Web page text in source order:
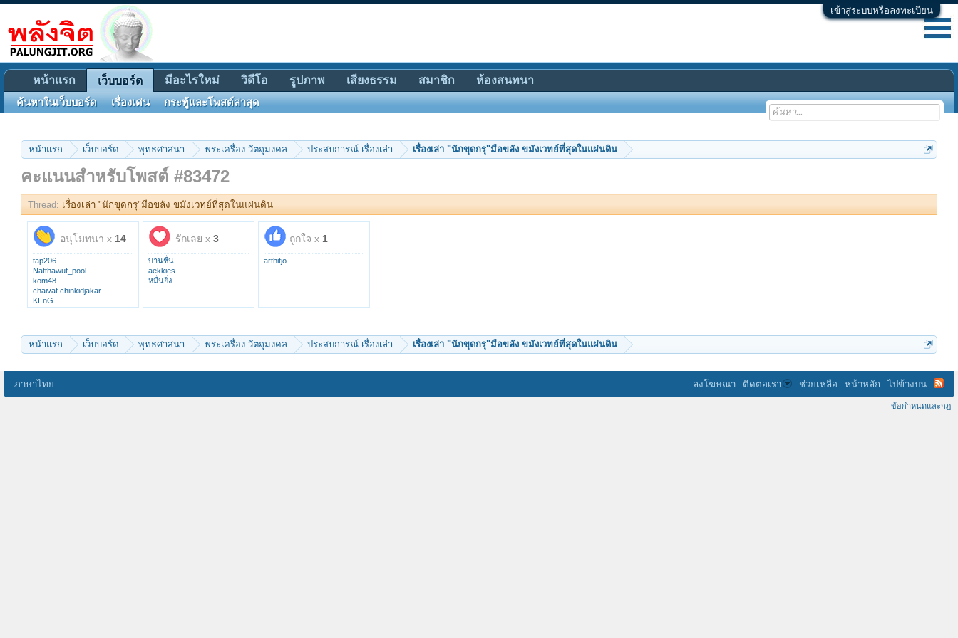
เข้าสู่ระบบหรือลงทะเบียน
หน้าแรก เว็บบอร์ด พุทธศาสนา พระเครื่อง วัตถุมงคล ประสบการณ์ เรื่องเล่า เรื่องเล่า "นักขุดกรุ"มือขลัง ขมังเวทย์ที่สุดในแผ่นดิน
คะแนนสำหรับโพสต์ #83472
Thread: เรื่องเล่า "นักขุดกรุ"มือขลัง ขมังเวทย์ที่สุดในแผ่นดิน
อนุโมทนา x 14
tap206
Natthawut_pool
kom48
chaivat chinkidjakar
KEnG.
Khamphee
pass6998
Chutha
nott17
พวงสุวรรณ์
บัวแรกแย้ม
รักเลย x 3
บานชื่น
aekkies
หมื่นยิ่ง
ถูกใจ x 1
arthitjo
หน้าแรก เว็บบอร์ด พุทธศาสนา พระเครื่อง วัตถุมงคล ประสบการณ์ เรื่องเล่า เรื่องเล่า "นักขุดกรุ"มือขลัง ขมังเวทย์ที่สุดในแผ่นดิน
หน้าแรก เว็บบอร์ด
ค้นหาในเว็บบอร์ด เรื่องเด่น กระทู้และโพสต์ล่าสุด
มีอะไรใหม่ วิดีโอ รูปภาพ เสียงธรรม สมาชิก ห้องสนทนา
ภาษาไทย ลงโฆษณา ติดต่อเรา ช่วยเหลือ หน้าหลัก ไปข้างบน
ข้อกำหนดและกฎ